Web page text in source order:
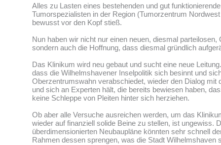
Alles zu Lasten eines bestehenden und gut
Tumorspezialisten in der Region (Tumorzentrum
bewusst vor den Kopf stieß.
Nun haben wir nicht nur einen neuen, diesmal parteilosen,
sondern auch die Hoffnung, dass diesmal gründlich
Das Klinikum wird neu gebaut und sucht eine neue
dass die Wilhelmshavener Inselpolitik sich besinnt und
Oberzentrumswahn verabschiedet, wieder den Dialog mit
und sich an Experten hält, die bereits bewiesen haben,
keine Schleppe von Pleiten hinter sich herziehen.
Ob aber alle Versuche ausreichen werden, um das
wieder auf finanziell solide Beine zu stellen, ist ungewiss.
überdimensionierten Neubaupläne könnten sehr schnell
Rahmen dessen sprengen, was die Stadt Wilhelmshaven